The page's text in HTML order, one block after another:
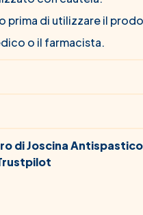
prima di utilizzare il
o il farmacista.
di Joscina